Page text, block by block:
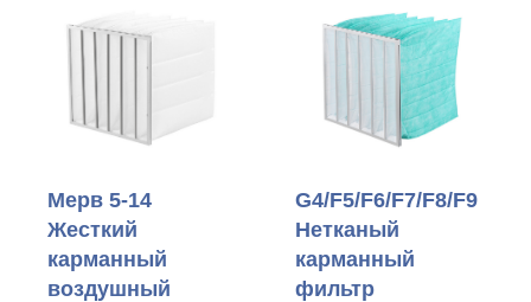
Мерв 5-14
Жесткий
карманный
воздушный
G4/F5/F6/F7/F8/F9
Нетканый
карманный
фильтр